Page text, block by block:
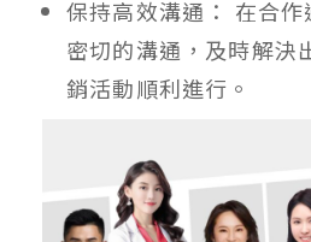
保持高效溝通： 在合
密切的溝通，及時解決
銷活動順利進行。